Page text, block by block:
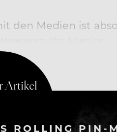
den Medien ist
ROLLING PIN-